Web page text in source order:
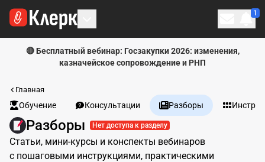
1
🔴 Бесплатный вебинар: Госзакупки 2026: изменения,
казначейское сопровождение и РНП
Главная
Обучение Консультации Разборы
Разборы Нет доступа к разделу
Статьи, мини-курсы и конспекты вебинаров
с пошаговыми инструкциями, практическими